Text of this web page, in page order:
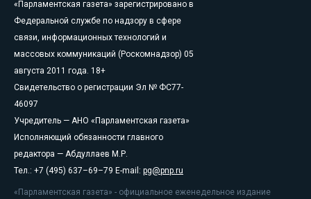
«Парламентская газета» зарегистрировано в
Федеральной службе по надзору в сфере
связи, информационных технологий и
массовых коммуникаций (Роскомнадзор) 05
августа 2011 года. 18+
Свидетельство о регистрации Эл № ФС77-
46097
Учредитель — АНО «Парламентская газета»
Исполняющий обязанности главного
редактора — Абдуллаев М.Р.
Тел.: +7 (495) 637–69–79 E-mail: pg@pnp.ru
«Парламентская газета» - официальное еженедельное издание